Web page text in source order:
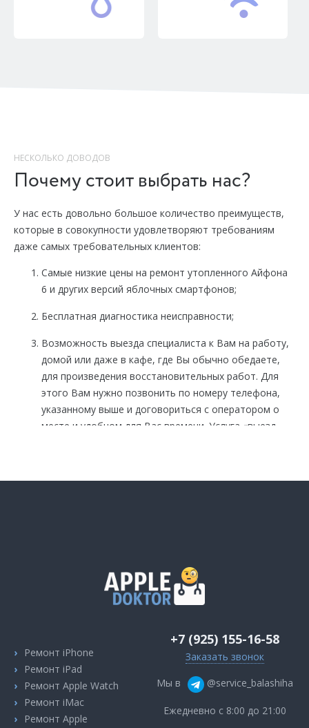
НЕСКОЛЬКО ДОВОДОВ
Почему стоит выбрать нас?
У нас есть довольно большое количество преимуществ,
которые в совокупности удовлетворяют требованиям
даже самых требовательных клиентов:
Самые низкие цены на ремонт утопленного Айфона
6 и других версий яблочных смартфонов;
Бесплатная диагностика неисправности;
Возможность выезда специалиста к Вам на работу,
домой или даже в кафе, где Вы обычно обедаете,
для произведения восстановительных работ. Для
этого Вам нужно позвонить по номеру телефона,
указанному выше и договориться с оператором о
месте и удобном для Вас времени. Услуга «выезд
восстановят Вашего любимца в течении одного
рабочего дня – в тот же день, когда Вы к нам
Все детали, используемые в ходе работ,
сертифицированы и соответствуют AAA-классу – то
есть, идентичны по качеству оригинальным;
Предоставление долгосрочной гарантии – мы
отвечаем за качество ремонта!
Ремонт iPhone
Ремонт iPad
Ремонт Apple Watch
Ремонт iMac
Ремонт Apple
+7 (925) 155-16-58
Заказать звонок
Мы в
@service_balashiha
Ежедневно с 8:00 до 21:00